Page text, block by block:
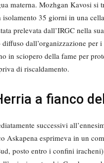
materna. Mozhgan Kavosi si
isolamento 35 giorni in una
prelevata dall’IRGC nella
diffuso dall’organizzazione
in sciopero della fame per
di riscaldamento.
a fianco
successivi
Askapena esprimeva in un
posto entro i confini